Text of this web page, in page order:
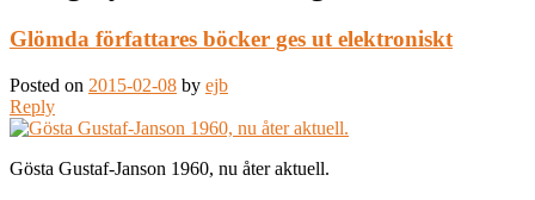
Glömda författares böcker ges ut elektroniskt
Posted on 2015-02-08 by ejb
Reply
Gösta Gustaf-Janson 1960, nu åter aktuell.